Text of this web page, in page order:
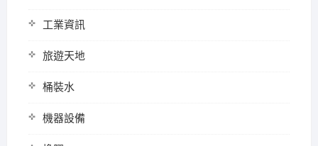
工業資訊
旅遊天地
桶裝水
機器設備